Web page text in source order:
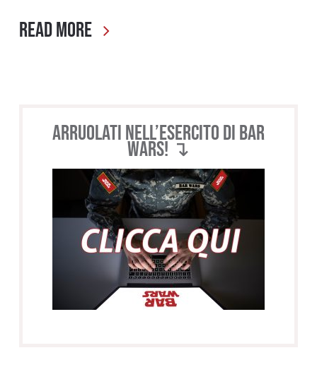
Read More
Arruolati nell’esercito di BAR
WARS! ↴